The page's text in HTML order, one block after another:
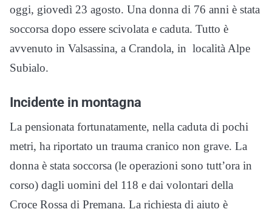
oggi, giovedì 23 agosto. Una donna di 76 anni è stata
soccorsa dopo essere scivolata e caduta. Tutto è
avvenuto in Valsassina, a Crandola, in località Alpe
Subialo.
Incidente in montagna
La pensionata fortunatamente, nella caduta di pochi
metri, ha riportato un trauma cranico non grave. La
donna è stata soccorsa (le operazioni sono tutt’ora in
corso) dagli uomini del 118 e dai volontari della
Croce Rossa di Premana. La richiesta di aiuto è